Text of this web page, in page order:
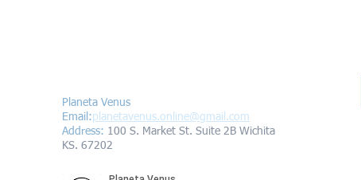
Planeta Venus
Email:planetavenus.online@gmail.com
Address: 100 S. Market St. Suite 2B Wichita
KS. 67202